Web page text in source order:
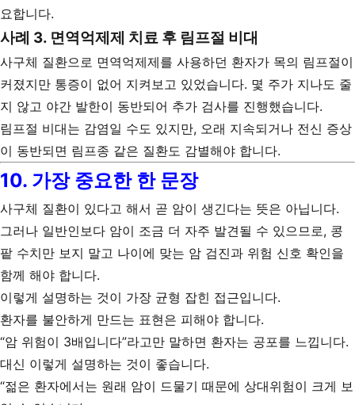
요합니다.
사례 3. 면역억제제 치료 후 림프절 비대
사구체 질환으로 면역억제제를 사용하던 환자가 목의 림프절이
커졌지만 통증이 없어 지켜보고 있었습니다. 몇 주가 지나도 줄
지 않고 야간 발한이 동반되어 추가 검사를 진행했습니다.
림프절 비대는 감염일 수도 있지만, 오래 지속되거나 전신 증상
이 동반되면 림프종 같은 질환도 감별해야 합니다.
10. 가장 중요한 한 문장
사구체 질환이 있다고 해서 곧 암이 생긴다는 뜻은 아닙니다.
그러나 일반인보다 암이 조금 더 자주 발견될 수 있으므로, 콩
팥 수치만 보지 말고 나이에 맞는 암 검진과 위험 신호 확인을
함께 해야 합니다.
이렇게 설명하는 것이 가장 균형 잡힌 접근입니다.
환자를 불안하게 만드는 표현은 피해야 합니다.
“암 위험이 3배입니다”라고만 말하면 환자는 공포를 느낍니다.
대신 이렇게 설명하는 것이 좋습니다.
“젊은 환자에서는 원래 암이 드물기 때문에 상대위험이 크게 보